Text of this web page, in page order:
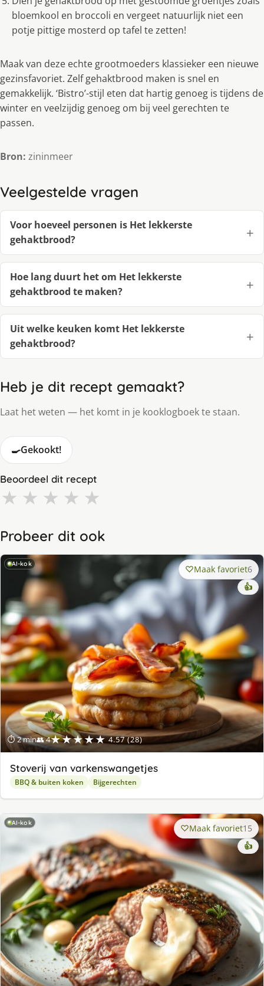
bloemkool en broccoli en vergeet natuurlijk niet een
potje pittige mosterd op tafel te zetten!
Maak van deze echte grootmoeders klassieker een nieuwe
gezinsfavoriet. Zelf gehaktbrood maken is snel en
gemakkelijk. ‘Bistro’-stijl eten dat hartig genoeg is tijdens de
winter en veelzijdig genoeg om bij veel gerechten te
passen.
Bron: zininmeer
Veelgestelde vragen
Voor hoeveel personen is Het lekkerste
gehaktbrood?
Hoe lang duurt het om Het lekkerste
gehaktbrood te maken?
Uit welke keuken komt Het lekkerste
gehaktbrood?
Heb je dit recept gemaakt?
Laat het weten — het komt in je kooklogboek te staan.
🍳Gekookt!
Beoordeel dit recept
★ ★ ★ ★ ★
Probeer dit ook
AI-kok
⏱ 2 min👥 4★★★★★ 4.57 (28)
Maak favoriet6
👍
Stoverij van varkenswangetjes
BBQ & buiten koken Bijgerechten
AI-kok Maak favoriet15
👍